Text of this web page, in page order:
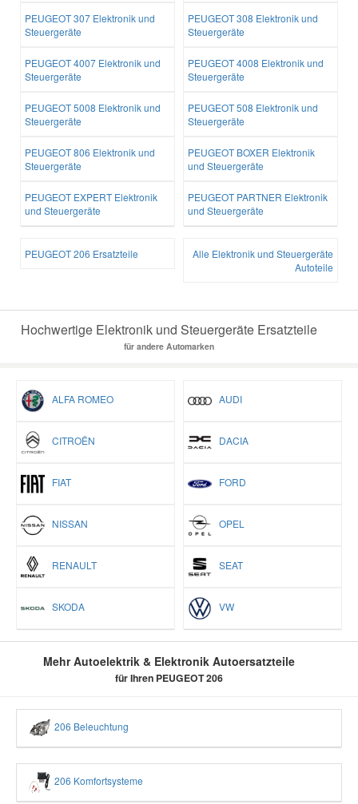
PEUGEOT 307 Elektronik und
Steuergeräte
PEUGEOT 308 Elektronik und
Steuergeräte
PEUGEOT 4007 Elektronik und
Steuergeräte
PEUGEOT 4008 Elektronik und
Steuergeräte
PEUGEOT 5008 Elektronik und
Steuergeräte
PEUGEOT 508 Elektronik und
Steuergeräte
PEUGEOT 806 Elektronik und
Steuergeräte
PEUGEOT BOXER Elektronik
und Steuergeräte
PEUGEOT EXPERT Elektronik
und Steuergeräte
PEUGEOT PARTNER Elektronik
und Steuergeräte
PEUGEOT 206 Ersatzteile
Alle Elektronik und Steuergeräte
Autoteile
Hochwertige Elektronik und Steuergeräte Ersatzteile
für andere Automarken
ALFA ROMEO AUDI
CITROËN DACIA
FIAT FORD
NISSAN OPEL
RENAULT SEAT
SKODA VW
Mehr Autoelektrik & Elektronik Autoersatzteile
für Ihren PEUGEOT 206
206 Beleuchtung
206 Komfortsysteme